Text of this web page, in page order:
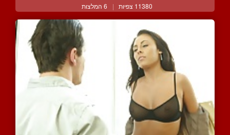
11380 צפיות | 6 המלצות